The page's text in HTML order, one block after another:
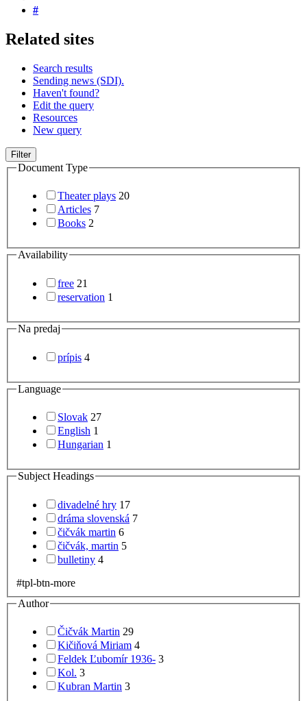
book
3
#
Related sites
Search results
Sending news (SDI).
Haven't found?
Resources
New query
Document Type
Theater plays 20
Articles
Books 2